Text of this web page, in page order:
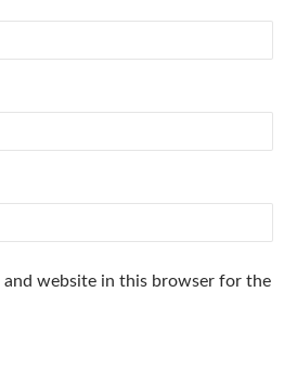
and website in this browser for the